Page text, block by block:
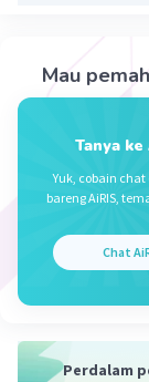
Mau
Tanya ke
Yuk, cobain
bareng AiRIS,
Chat
Perdalam